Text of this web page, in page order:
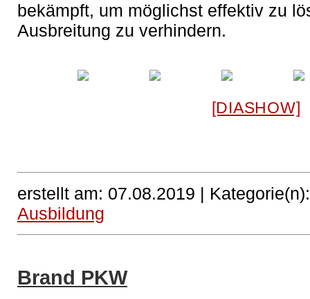
bekämpft, um möglichst effektiv zu
Ausbreitung zu verhindern.
[DIASHOW]
erstellt am: 07.08.2019 |
Ausbildung
Brand PKW